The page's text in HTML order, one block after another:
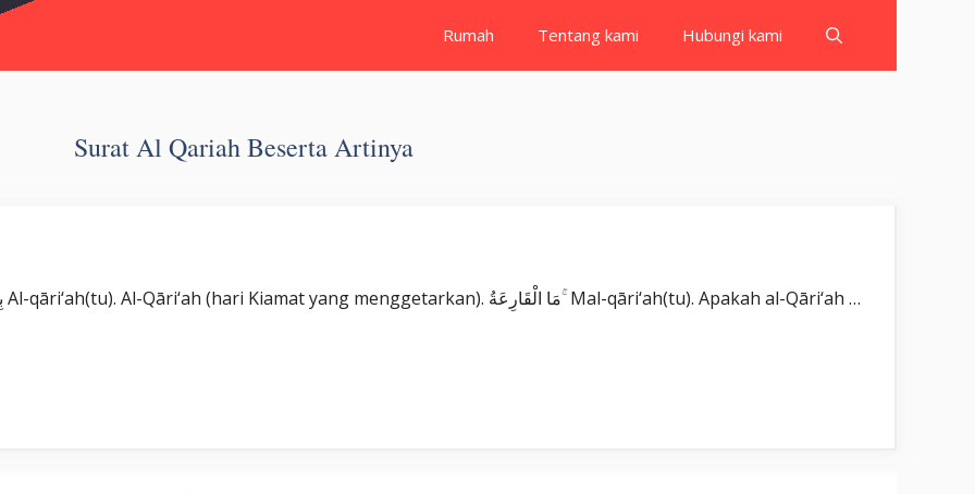
Rumah Tentang kami Hubungi kami
Surat Al Qariah Beserta Artinya
Surat Al Qariah بِسْمِ اللّٰهِ الرَّحْمٰنِ الرَّحِيْمِ اَلْقَارِعَةُۙ Al-qāri‘ah(tu). Al-Qāri‘ah (hari Kiamat yang menggetarkan). مَا الْقَارِعَةُ ۚ Mal-qāri‘ah(tu). Apakah al-Qāri‘ah …